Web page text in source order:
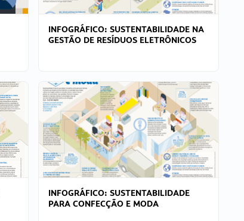
INFOGRÁFICO: SUSTENTABILIDADE NA
GESTÃO DE RESÍDUOS ELETRÔNICOS
INFOGRÁFICO: SUSTENTABILIDADE
PARA CONFECÇÃO E MODA